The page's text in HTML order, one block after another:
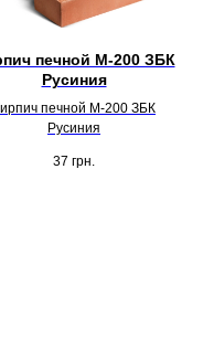
печной М-200 ЗБК
Русиния
печной М-200 ЗБК
Русиния
37 грн.